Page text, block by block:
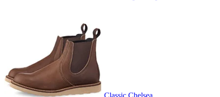
Classic Chelsea